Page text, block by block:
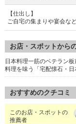
【仕出し】
ご自宅の集まりや宴会な
お店・スポットから
日本料理一筋のベテラン
料理を味う「宅配懐石・
おすすめのクチコミ
このお店・スポットの
推薦者